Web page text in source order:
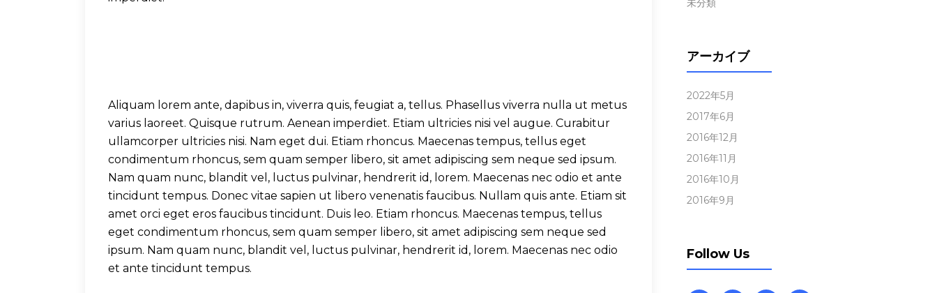
Aliquam lorem ante, dapibus in, viverra quis, feugiat a, tellus. Phasellus viverra nulla ut metus
varius laoreet. Quisque rutrum. Aenean imperdiet. Etiam ultricies nisi vel augue. Curabitur
ullamcorper ultricies nisi. Nam eget dui. Etiam rhoncus. Maecenas tempus, tellus eget
condimentum rhoncus, sem quam semper libero, sit amet adipiscing sem neque sed ipsum.
Nam quam nunc, blandit vel, luctus pulvinar, hendrerit id, lorem. Maecenas nec odio et ante
tincidunt tempus. Donec vitae sapien ut libero venenatis faucibus. Nullam quis ante. Etiam sit
amet orci eget eros faucibus tincidunt. Duis leo. Etiam rhoncus. Maecenas tempus, tellus
eget condimentum rhoncus, sem quam semper libero, sit amet adipiscing sem neque sed
ipsum. Nam quam nunc, blandit vel, luctus pulvinar, hendrerit id, lorem. Maecenas nec odio
et ante tincidunt tempus.
未分類
アーカイブ
2022年5月
2017年6月
2016年12月
2016年11月
2016年10月
2016年9月
Follow Us